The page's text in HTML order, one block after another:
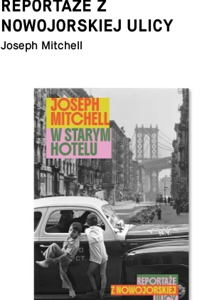
REPORTAŻE Z
NOWOJORSKIEJ ULICY
Joseph Mitchell